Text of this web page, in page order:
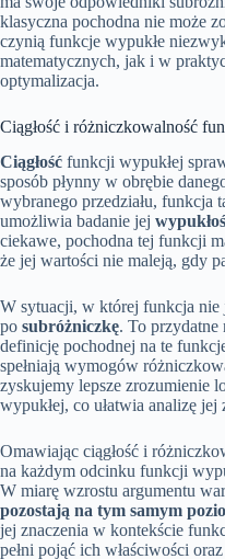
klasyczna pochodna nie może
czynią funkcje wypukłe
matematycznych, jak i w
optymalizacja.
Ciągłość i różniczkowalność
Ciągłość funkcji wypukłej
sposób płynny w obrębie
wybranego przedziału, funkcja
umożliwia badanie jej
ciekawe, pochodna tej funkcji
że jej wartości nie maleją, gdy
W sytuacji, w której funkcja nie
po subróżniczkę. To przydatne
definicję pochodnej na te
spełniają wymogów
zyskujemy lepsze zrozumienie
wypukłej, co ułatwia analizę jej
Omawiając ciągłość i
na każdym odcinku funkcji
W miarę wzrostu argumentu
pozostają na tym samym
jej znaczenia w kontekście
pełni pojąć ich właściwości